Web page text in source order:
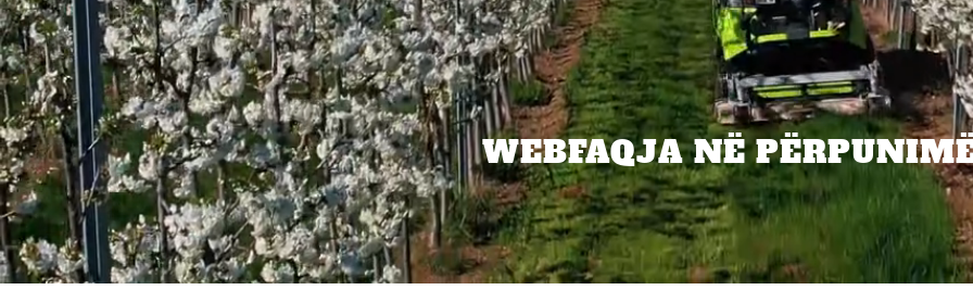
WEBFAQJA NË